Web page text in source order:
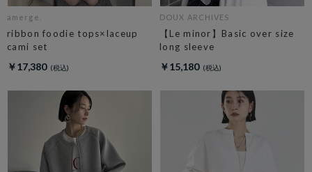
amerge.
ribbon foodie tops×laceup
cami set
￥17,380
DOUX ARCHIVES
【Le minor】Basic over size
long sleeve
￥15,180